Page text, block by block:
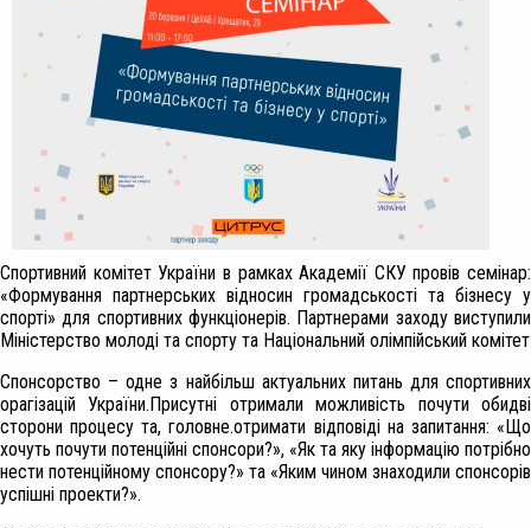
Спортивний комітет України в рамках Академії СКУ провів семінар:
«Формування партнерських відносин громадськості та бізнесу у
спорті» для спортивних функціонерів. Партнерами заходу виступили
Міністерство молоді та спорту та Національний олімпійський комітет
Спонсорство – одне з найбільш актуальних питань для спортивних
орагізацій України.Присутні отримали можливість почути обидві
сторони процесу та, головне.отримати відповіді на запитання: «Що
хочуть почути потенційні спонсори?», «Як та яку інформацію потрібно
нести потенційному спонсору?» та «Яким чином знаходили спонсорів
успішні проекти?».